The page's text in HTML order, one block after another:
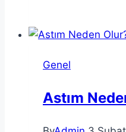
Genel
Astım